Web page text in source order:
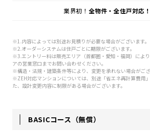
業界初！ 全物件・全住戸対応！
※1.内容によっては別途お見積りが必要な場合がございます。
※2.オーダーシステムは住戸ごとに期限がございます。
※3.エントリー料は販売エリア（首都圏・愛知・福岡）によ
アの営業窓口までお問い合わせください。
※構造・法規・建築条件等により、変更を承れない場合がござ
※ZEH対応マンションについては、別途「省エネ再計算費用
た、設計変更内容に制限がある場合がございます。
BASICコース（無償）